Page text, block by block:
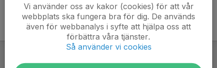
Vi använder oss av kakor (cookies) för att vår
webbplats ska fungera bra för dig. De används
även för webbanalys i syfte att hjälpa oss att
förbättra våra tjänster.
Så använder vi cookies